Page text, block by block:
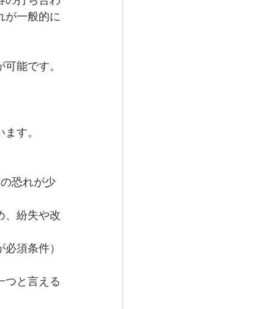
が一般的に
能です。
す。
恐れが少
、紛失や改
須条件）
つと言える